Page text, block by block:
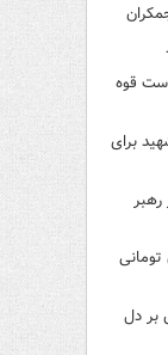
قوه‌
برای
رهبر
۶۰ میلیون تومانی
بر دل